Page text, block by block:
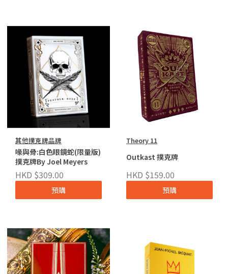
其他撲克牌品牌
喙與骨:白色眼鏡蛇(限量版)
撲克牌By Joel Meyers
HKD $309.00
預購
Theory 11
Outkast 撲克牌
HKD $159.00
預購